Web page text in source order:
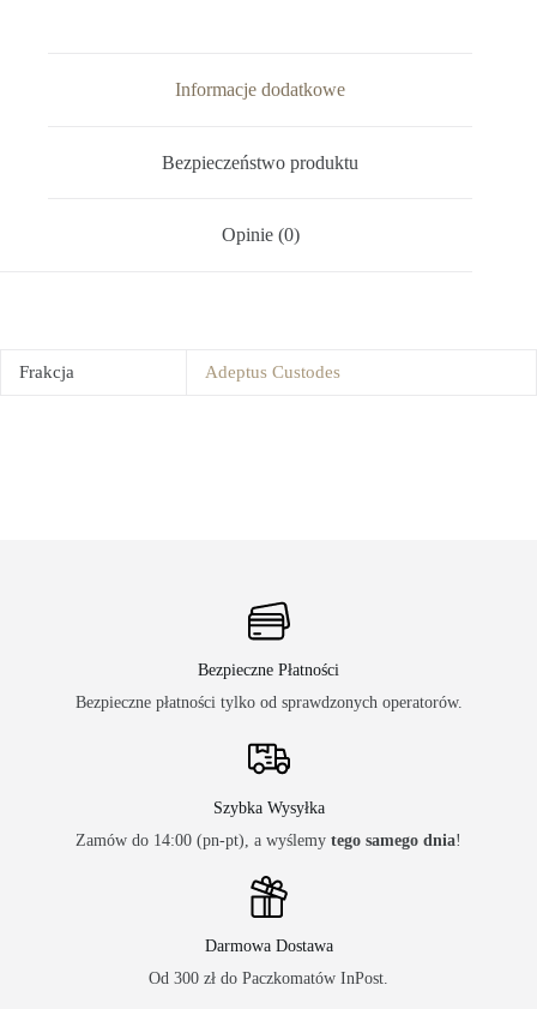
Informacje dodatkowe
Bezpieczeństwo produktu
Opinie (0)
Frakcja Adeptus Custodes
Bezpieczne Płatności
Bezpieczne płatności tylko od sprawdzonych operatorów.
Szybka Wysyłka
Zamów do 14:00 (pn-pt), a wyślemy tego samego dnia!
Darmowa Dostawa
Od 300 zł do Paczkomatów InPost.